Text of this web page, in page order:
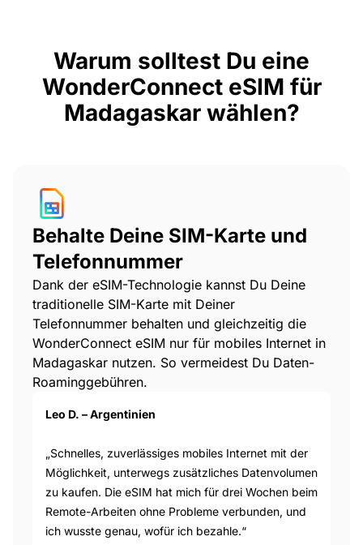
Warum solltest Du eine
WonderConnect eSIM für
Madagaskar wählen?
Behalte Deine SIM-Karte und
Telefonnummer
Dank der eSIM-Technologie kannst Du Deine
traditionelle SIM-Karte mit Deiner
Telefonnummer behalten und gleichzeitig die
WonderConnect eSIM nur für mobiles Internet in
Madagaskar nutzen. So vermeidest Du Daten-
Roaminggebühren.
Leo D. – Argentinien
„Schnelles, zuverlässiges mobiles Internet mit der
Möglichkeit, unterwegs zusätzliches Datenvolumen
zu kaufen. Die eSIM hat mich für drei Wochen beim
Remote-Arbeiten ohne Probleme verbunden, und
ich wusste genau, wofür ich bezahle.“